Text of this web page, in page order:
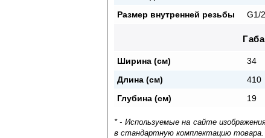
Размер внутренней резьбы
G1/2
Ширина (см)
34
Длина (см)
410
Глубина (см)
19
* - Используемые на сайте
в стандартную комплектацию товара.